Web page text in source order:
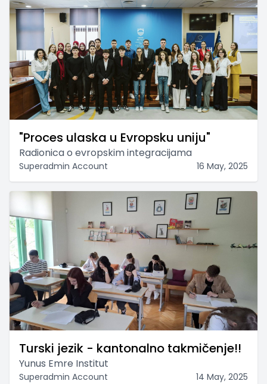
"Proces ulaska u Evropsku uniju"
Radionica o evropskim integracijama
Superadmin Account 16 May, 2025
Turski jezik - kantonalno takmičenje!!
Yunus Emre Institut
Superadmin Account 14 May, 2025